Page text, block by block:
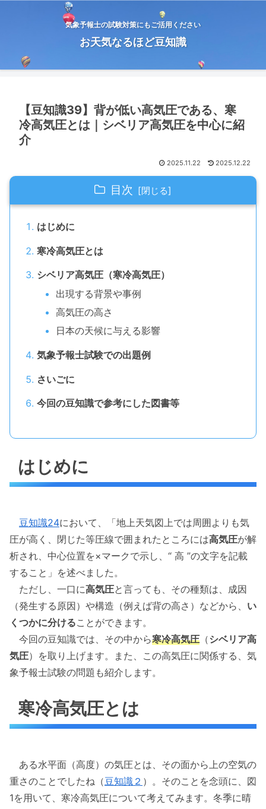
気象予報士の試験対策にもご活用ください
お天気なるほど豆知識
【豆知識39】背が低い高気圧である、寒
冷高気圧とは｜シベリア高気圧を中心に紹
介
2025.11.22 2025.12.22
目次
はじめに
寒冷高気圧とは
シベリア高気圧（寒冷高気圧）
出現する背景や事例
高気圧の高さ
日本の天候に与える影響
気象予報士試験での出題例
さいごに
今回の豆知識で参考にした図書等
はじめに
豆知識24において、「地上天気図上では周囲よりも気
圧が高く、閉じた等圧線で囲まれたところには高気圧が解
析され、中心位置を×マークで示し、“ 高 ”の文字を記載
すること」を述べました。
ただし、一口に高気圧と言っても、その種類は、成因
（発生する原因）や構造（例えば背の高さ）などから、 い
くつかに分けることができます。
今回の豆知識では、その中から寒冷高気圧 （シベリア高
気圧）を取り上げます。また、この高気圧に関係する、気
象予報士試験の問題も紹介します。
寒冷高気圧とは
ある水平面（高度）の気圧とは、その面から上の空気の
重さのことでしたね（豆知識２ ）。そのことを念頭に、図
1を用いて、寒冷高気圧について考えてみます。冬季に晴